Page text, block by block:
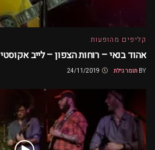
קליפים מהופעות
אהוד בנאי – רוחות הצפון – לייב אקוסטי
BY תומר גילת